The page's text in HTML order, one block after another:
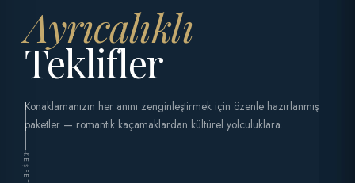
Ayrıcalıklı
Teklifler
Konaklamanızın her anını zenginleştirmek için özenle hazırlanmış
paketler — romantik kaçamaklardan kültürel yolculuklara.
KEŞFET